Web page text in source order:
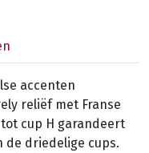
accenten
reliëf met Franse
cup H garandeert
driedelige cups.